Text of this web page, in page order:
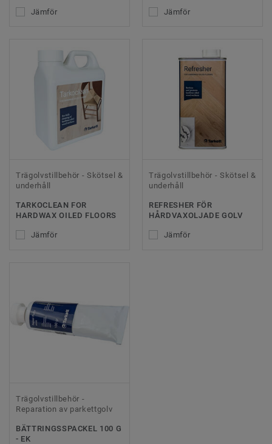
Jämför Jämför
Trägolvstillbehör - Skötsel &
underhåll
TARKOCLEAN FOR
HARDWAX OILED FLOORS
Jämför
Trägolvstillbehör - Skötsel &
underhåll
REFRESHER FÖR
HÅRDVAXOLJADE GOLV
Jämför
Trägolvstillbehör -
Reparation av parkettgolv
BÄTTRINGSSPACKEL 100 G
- EK